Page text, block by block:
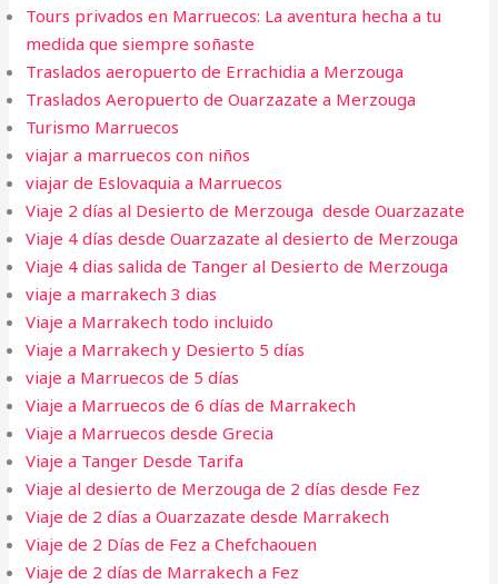
Tours privados en Marruecos: La aventura hecha a tu
medida que siempre soñaste
Traslados aeropuerto de Errachidia a Merzouga
Traslados Aeropuerto de Ouarzazate a Merzouga
Turismo Marruecos
viajar a marruecos con niños
viajar de Eslovaquia a Marruecos
Viaje 2 días al Desierto de Merzouga desde Ouarzazate
Viaje 4 días desde Ouarzazate al desierto de Merzouga
Viaje 4 dias salida de Tanger al Desierto de Merzouga
viaje a marrakech 3 dias​
Viaje a Marrakech todo incluido
Viaje a Marrakech y Desierto 5 días
viaje a Marruecos de 5 días
Viaje a Marruecos de 6 días de Marrakech
Viaje a Marruecos desde Grecia
Viaje a Tanger Desde Tarifa​
Viaje al desierto de Merzouga de 2 días desde Fez
Viaje de 2 días a Ouarzazate desde Marrakech
Viaje de 2 Días de Fez a Chefchaouen
Viaje de 2 días de Marrakech a Fez